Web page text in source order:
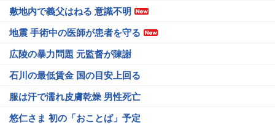
敷地内で義父はねる 意識不明
地震 手術中の医師が患者を守る
広陵の暴力問題 元監督が陳謝
石川の最低賃金 国の目安上回る
服は汗で濡れ皮膚乾燥 男性死亡
悠仁さま 初の「おことば」予定